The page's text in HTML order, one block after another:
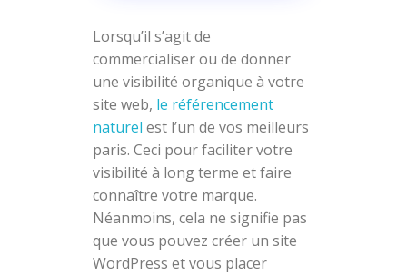
Lorsqu’il s’agit de
commercialiser ou de donner
une visibilité organique à votre
site web, le référencement
naturel est l’un de vos meilleurs
paris. Ceci pour faciliter votre
visibilité à long terme et faire
connaître votre marque.
Néanmoins, cela ne signifie pas
que vous pouvez créer un site
WordPress et vous placer